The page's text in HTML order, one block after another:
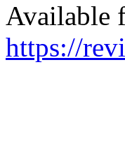
Available
https://